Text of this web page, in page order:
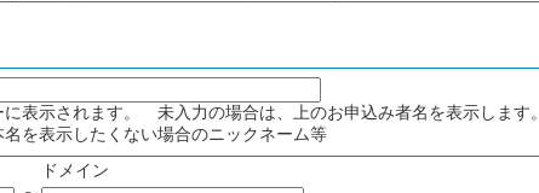
表示されます。 未入力の場合は、上のお申込み者名を表示します。
を表示したくない場合のニックネーム等
ドメイン